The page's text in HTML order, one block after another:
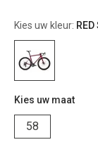
Kies uw kleur:
Kies uw maat
58